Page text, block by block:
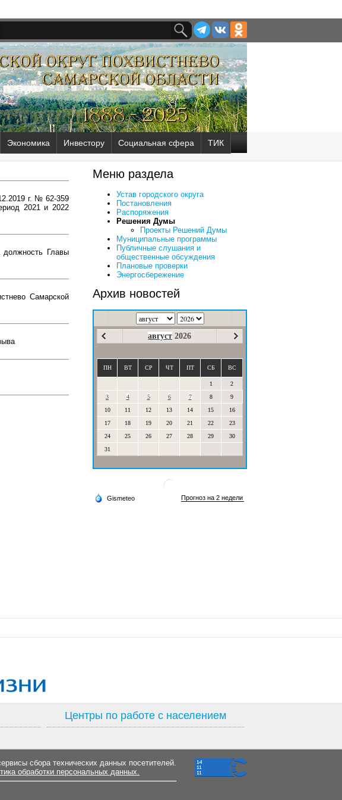
Экономика Инвестору Социальная сфера ТИК
г. № 62-359
2021 и 2022
должность Главы
Самарской
Меню раздела
Устав городского округа
Постановления
Распоряжения
Решения Думы
Проекты Решений Думы
Муниципальные программы
Публичные слушания и
общественные обсуждения
Плановые проверки
Энергосбережение
Архив новостей
август 2026
ПН ВТ СР ЧТ ПТ СБ ВС
1
2
3
4 5 6 7 8
9
10
11 12 13 14 15
16
17
18 19 20 21 22
23
24
25 26 27 28 29
30
31
Центры по работе с населением
сбора технических данных посетителей.
обработки персональных данных.